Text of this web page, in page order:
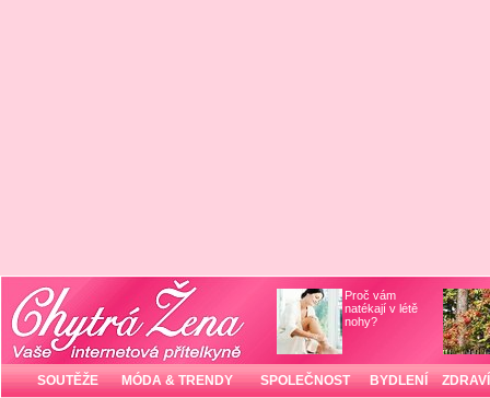
Proč vám
natékají v létě
nohy?
SOUTĚŽE MÓDA & TRENDY SPOLEČNOST BYDLENÍ ZDRAVÍ